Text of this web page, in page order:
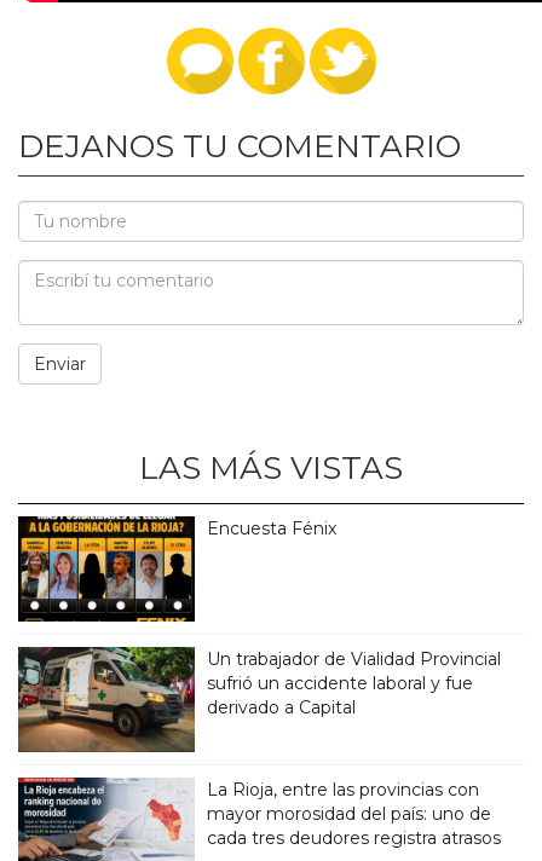
DEJANOS TU COMENTARIO
LAS MÁS VISTAS
Encuesta Fénix
Un trabajador de Vialidad Provincial
sufrió un accidente laboral y fue
derivado a Capital
La Rioja, entre las provincias con
mayor morosidad del país: uno de
cada tres deudores registra atrasos